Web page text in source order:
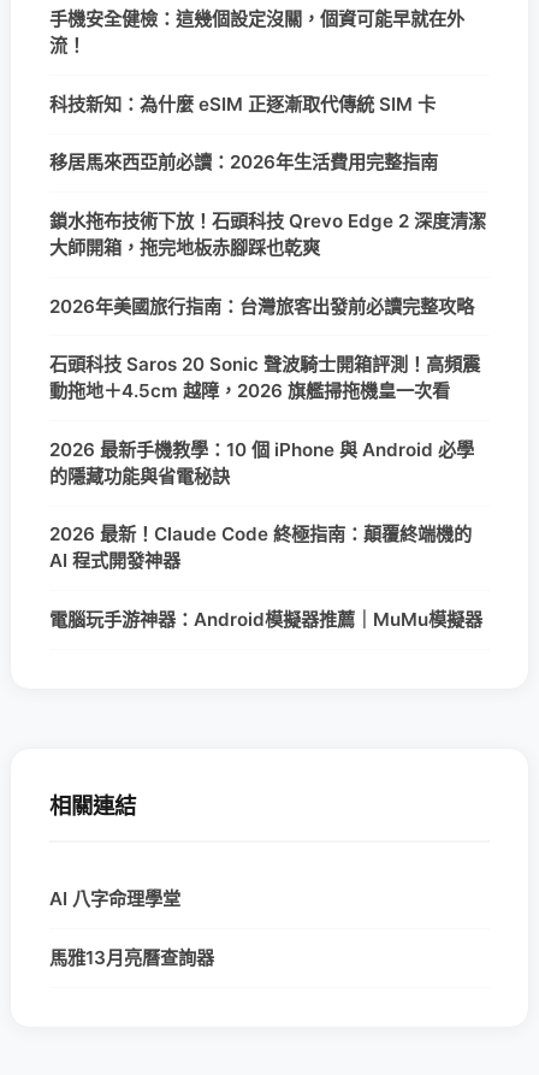
手機安全健檢：這幾個設定沒關，個資可能早就在外
流！
科技新知：為什麼 eSIM 正逐漸取代傳統 SIM 卡
移居馬來西亞前必讀：2026年生活費用完整指南
鎖水拖布技術下放！石頭科技 Qrevo Edge 2 深度清潔
大師開箱，拖完地板赤腳踩也乾爽
2026年美國旅行指南：台灣旅客出發前必讀完整攻略
石頭科技 Saros 20 Sonic 聲波騎士開箱評測！高頻震
動拖地＋4.5cm 越障，2026 旗艦掃拖機皇一次看
2026 最新手機教學：10 個 iPhone 與 Android 必學
的隱藏功能與省電秘訣
2026 最新！Claude Code 終極指南：顛覆終端機的
AI 程式開發神器
電腦玩手游神器：Android模擬器推薦｜MuMu模擬器
相關連結
AI 八字命理學堂
馬雅13月亮曆查詢器